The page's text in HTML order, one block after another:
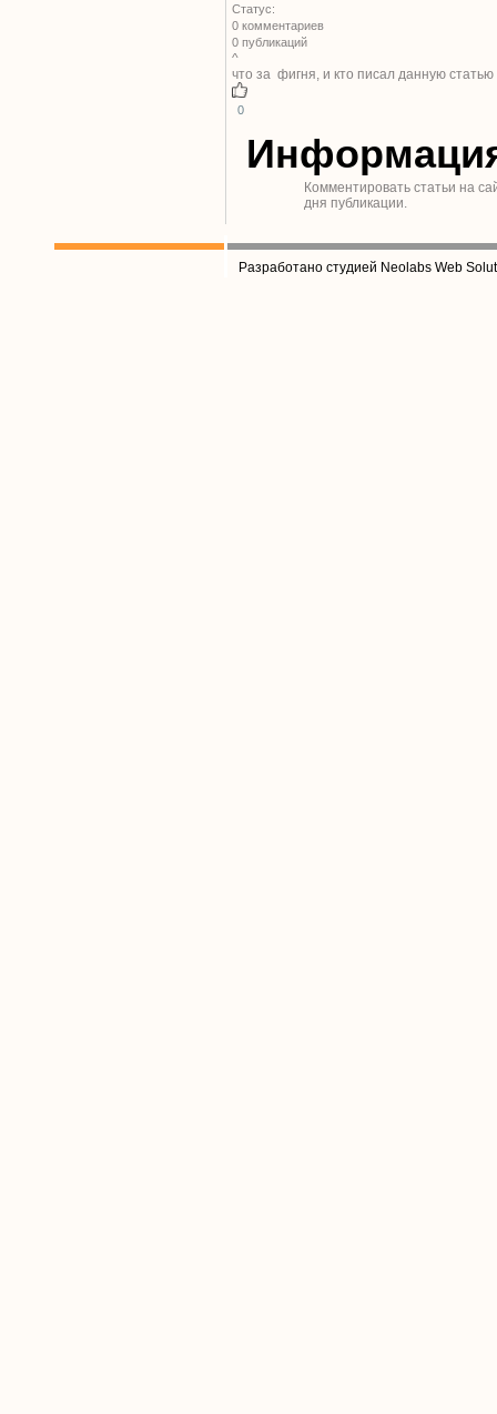
Статус:
0 комментариев
0 публикаций
^
что за фигня, и кто писал данную статью
0
Комментировать статьи на
дня публикации.
Разработано студией Neolabs Web